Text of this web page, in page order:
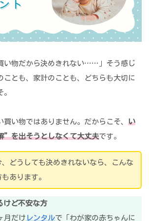
い物だから決めきれない……」そう感じ
ことも、家計のことも、どちらも大切に
買い物ではありません。だからこそ、 い
”を出そうとしなくて大丈夫です。
、どうしても決めきれないなら、こんな
あります。
けど不安な方
だけ レンタルで「わが家の赤ちゃんに